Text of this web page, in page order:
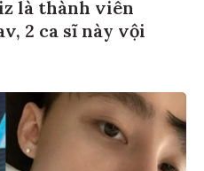
là thành viên
2 ca sĩ này vội